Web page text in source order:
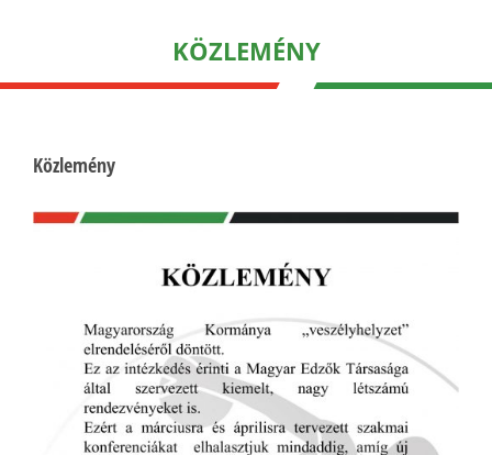
KÖZLEMÉNY
Közlemény